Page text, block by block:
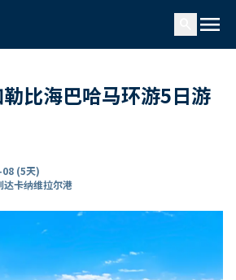
menu
比海巴哈马环游5日游
08 (5天)
达卡纳维拉尔港